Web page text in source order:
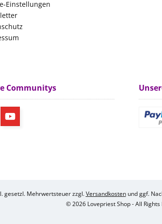
Einstellungen
Communitys
gesetzl. Mehrwertsteuer zzgl.Versandkostenund ggf.
© 2026 Lovepriest Shop - All Rights